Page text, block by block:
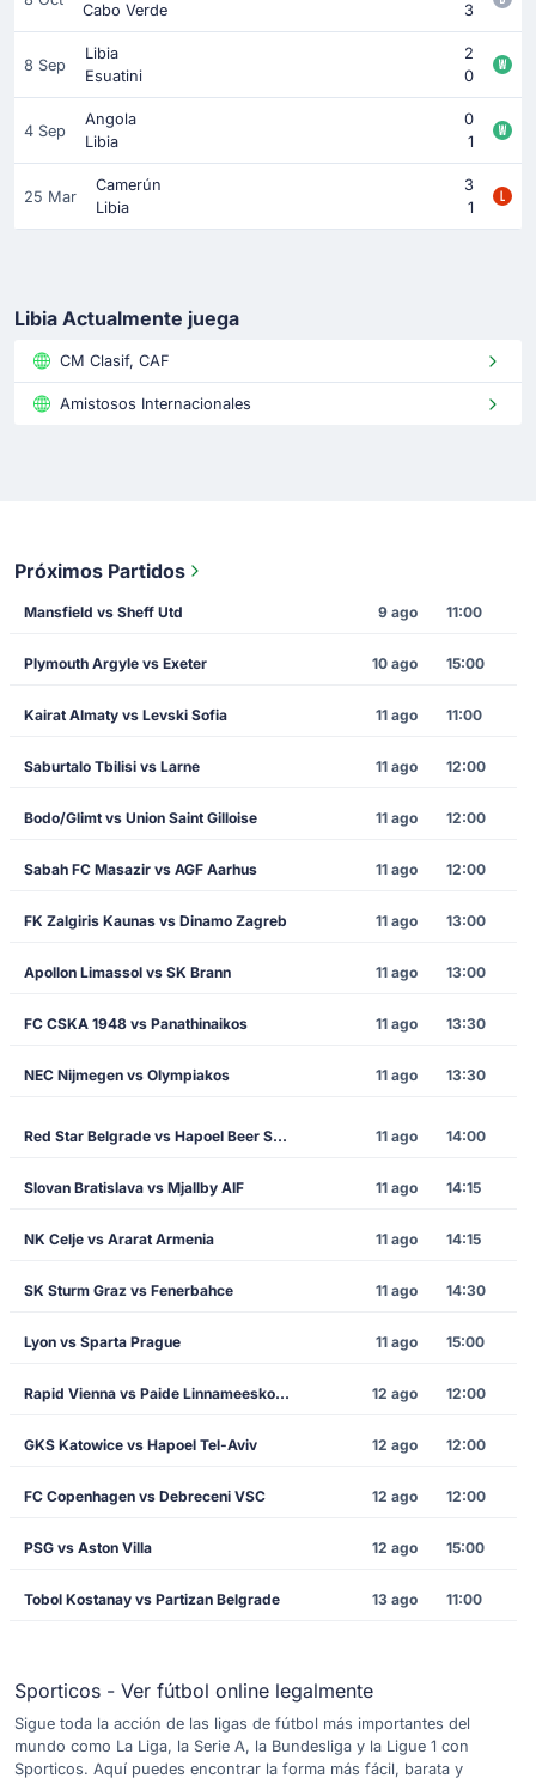
Cabo Verde
3
8 Sep
Libia
2
Esuatini
0
4 Sep
Angola
0
Libia
1
25 Mar
Camerún
3
Libia
1
Libia Actualmente juega
CM Clasif, CAF
Amistosos Internacionales
Próximos Partidos
Mansfield vs Sheff Utd 9 ago 11:00
Plymouth Argyle vs Exeter 10 ago 15:00
Kairat Almaty vs Levski Sofia 11 ago 11:00
Saburtalo Tbilisi vs Larne 11 ago 12:00
Bodo/Glimt vs Union Saint Gilloise 11 ago 12:00
Sabah FC Masazir vs AGF Aarhus 11 ago 12:00
FK Zalgiris Kaunas vs Dinamo Zagreb 11 ago 13:00
Apollon Limassol vs SK Brann 11 ago 13:00
FC CSKA 1948 vs Panathinaikos 11 ago 13:30
NEC Nijmegen vs Olympiakos 11 ago 13:30
Red Star Belgrade vs Hapoel Beer Sheva 11 ago 14:00
Slovan Bratislava vs Mjallby AIF 11 ago 14:15
NK Celje vs Ararat Armenia 11 ago 14:15
SK Sturm Graz vs Fenerbahce 11 ago 14:30
Lyon vs Sparta Prague 11 ago 15:00
Rapid Vienna vs Paide Linnameeskond 12 ago 12:00
GKS Katowice vs Hapoel Tel-Aviv 12 ago 12:00
FC Copenhagen vs Debreceni VSC 12 ago 12:00
PSG vs Aston Villa 12 ago 15:00
Tobol Kostanay vs Partizan Belgrade 13 ago 11:00
Sporticos - Ver fútbol online legalmente
Sigue toda la acción de las ligas de fútbol más importantes del
mundo como La Liga, la Serie A, la Bundesliga y la Ligue 1 con
Sporticos. Aquí puedes encontrar la forma más fácil, barata y